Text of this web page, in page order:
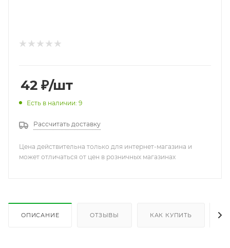
42 ₽/шт
Есть в наличии: 9
Рассчитать доставку
Цена действительна только для интернет-магазина и
может отличаться от цен в розничных магазинах
ОПИСАНИЕ ОТЗЫВЫ КАК КУПИТЬ